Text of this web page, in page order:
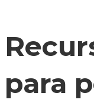
para